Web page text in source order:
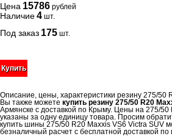
Цена 15786 рублей
Наличие4 шт.
Под заказ 175 шт.
Купить
Описание, цены, характеристики резину 275/50
Вы также можете купить резину 275/50 R20
Армянске с доставкой по Крыму. Цены на 275/50
указаны за одну единицу товара. Просим
купить шины 275/50 R20 Maxxis VS6 Victra SUV
безналичный расчет с бесплатной доставкой по